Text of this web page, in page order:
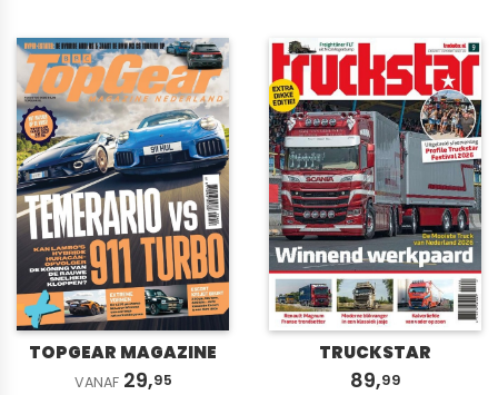
TOPGEAR MAGAZINE
VANAF 29,95
TRUCKSTAR
89,99